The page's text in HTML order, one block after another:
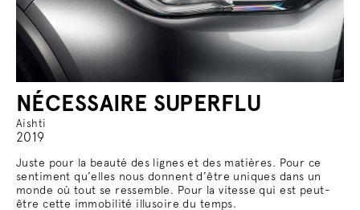
NÉCESSAIRE SUPERFLU
Aishti
2019
Juste pour la beauté des lignes et des matières. Pour ce
sentiment qu’elles nous donnent d’être uniques dans un
monde où tout se ressemble. Pour la vitesse qui est peut-
être cette immobilité illusoire du temps.